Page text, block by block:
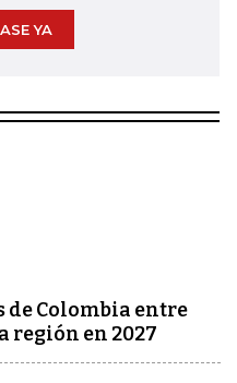
YA
de Colombia entre
región en 2027